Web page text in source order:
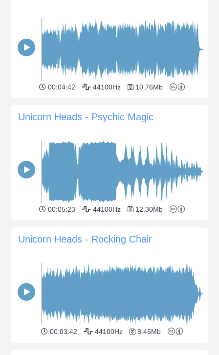
00:04:42 44100Hz 10.76Mb
Unicorn Heads - Psychic Magic
00:05:23 44100Hz 12.30Mb
Unicorn Heads - Rocking Chair
00:03:42 44100Hz 8.45Mb